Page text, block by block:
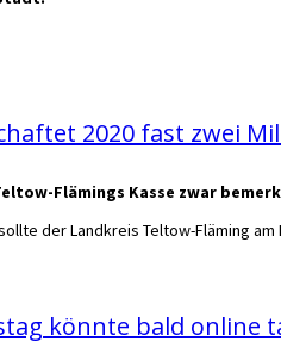
2020 fast zwei
Flämings Kasse zwar
der Landkreis Teltow-Fläming am
könnte bald online